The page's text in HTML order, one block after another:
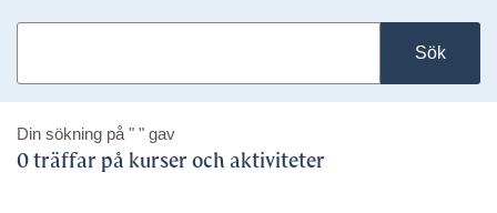
Sök
Din sökning på " " gav
0 träffar på kurser och aktiviteter